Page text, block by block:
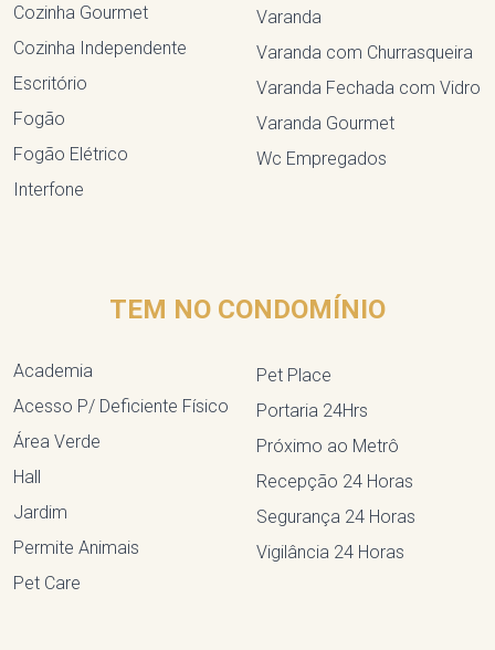
Cozinha Gourmet
Cozinha Independente
Escritório
Fogão
Fogão Elétrico
Interfone
Varanda
Varanda com Churrasqueira
Varanda Fechada com Vidro
Varanda Gourmet
Wc Empregados
TEM NO CONDOMÍNIO
Academia
Acesso P/ Deficiente Físico
Área Verde
Hall
Jardim
Permite Animais
Pet Care
Pet Place
Portaria 24Hrs
Próximo ao Metrô
Recepção 24 Horas
Segurança 24 Horas
Vigilância 24 Horas